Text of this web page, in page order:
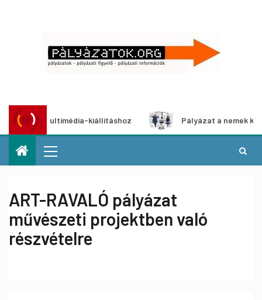
multimédia-kiállításhoz Pályázat a nemek közötti
ART-RAVALÓ pályázat
művészeti projektben való
részvételre